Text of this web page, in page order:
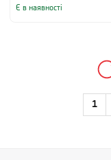
Є в наявності
1